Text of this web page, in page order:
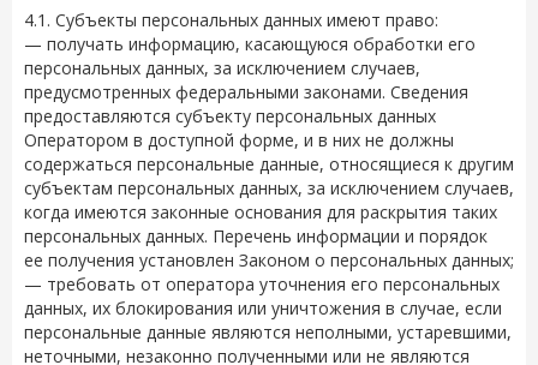
4.1. Субъекты персональных данных имеют право:
— получать информацию, касающуюся обработки его
персональных данных, за исключением случаев,
предусмотренных федеральными законами. Сведения
предоставляются субъекту персональных данных
Оператором в доступной форме, и в них не должны
содержаться персональные данные, относящиеся к другим
субъектам персональных данных, за исключением случаев,
когда имеются законные основания для раскрытия таких
персональных данных. Перечень информации и порядок
ее получения установлен Законом о персональных данных;
— требовать от оператора уточнения его персональных
данных, их блокирования или уничтожения в случае, если
персональные данные являются неполными, устаревшими,
неточными, незаконно полученными или не являются